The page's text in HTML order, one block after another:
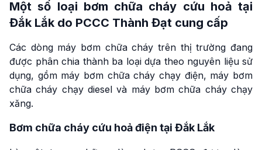
Một số loại bơm chữa cháy cứu hoả tại
Đắk Lắk do PCCC Thành Đạt cung cấp
Các dòng máy bơm chữa cháy trên thị trường đang
được phân chia thành ba loại dựa theo nguyên liệu sử
dụng, gồm máy bơm chữa cháy chạy điện, máy bơm
chữa cháy chạy diesel và máy bơm chữa cháy chạy
xăng.
Bơm chữa cháy cứu hoả điện tại Đắk Lắk